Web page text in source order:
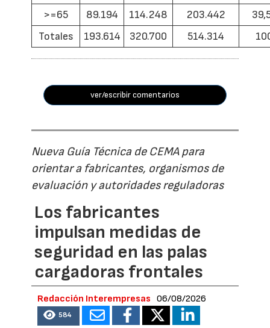
>=65 89.194 114.248 203.442
Totales
193.614 320.700 514.314
ver/escribir comentarios
Nueva Guía Técnica de CEMA para
orientar a fabricantes, organismos de
evaluación y autoridades reguladoras
Los fabricantes
impulsan medidas de
seguridad en las palas
cargadoras frontales
Redacción Interempresas 06/08/2026
584